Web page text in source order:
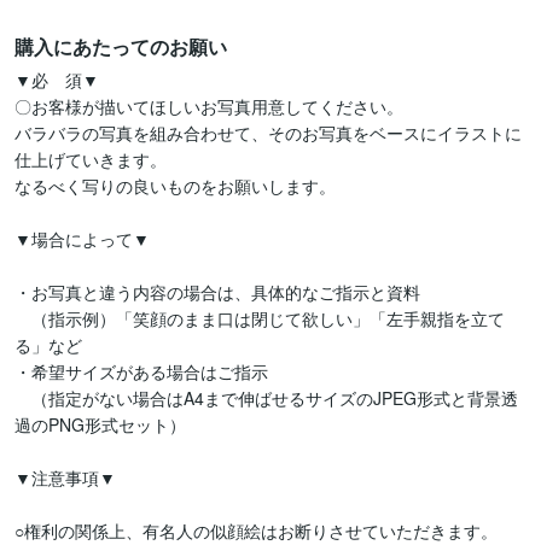
購入にあたってのお願い
▼必　須▼
〇お客様が描いてほしいお写真用意してください。
バラバラの写真を組み合わせて、そのお写真をベースにイラストに
仕上げていきます。
なるべく写りの良いものをお願いします。
▼場合によって▼
・お写真と違う内容の場合は、具体的なご指示と資料
（指示例）「笑顔のまま口は閉じて欲しい」「左手親指を立て
る」など
・希望サイズがある場合はご指示
（指定がない場合はA4まで伸ばせるサイズのJPEG形式と背景透
過のPNG形式セット）
▼注意事項▼
○権利の関係上、有名人の似顔絵はお断りさせていただきます。